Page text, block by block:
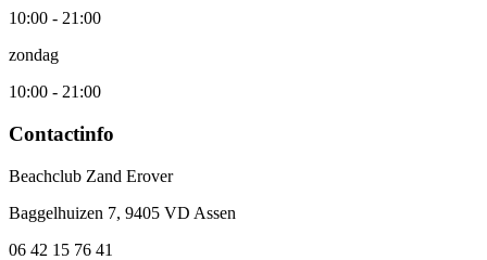
10:00 - 21:00
zondag
10:00 - 21:00
Contactinfo
Beachclub Zand Erover
Baggelhuizen 7, 9405 VD Assen
06 42 15 76 41